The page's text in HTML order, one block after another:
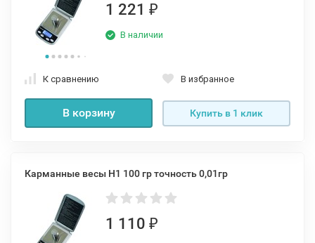
1 221 ₽
В наличии
К сравнению В избранное
В корзину Купить в 1 клик
Карманные весы Н1 100 гр точность 0,01гр
1 110 ₽